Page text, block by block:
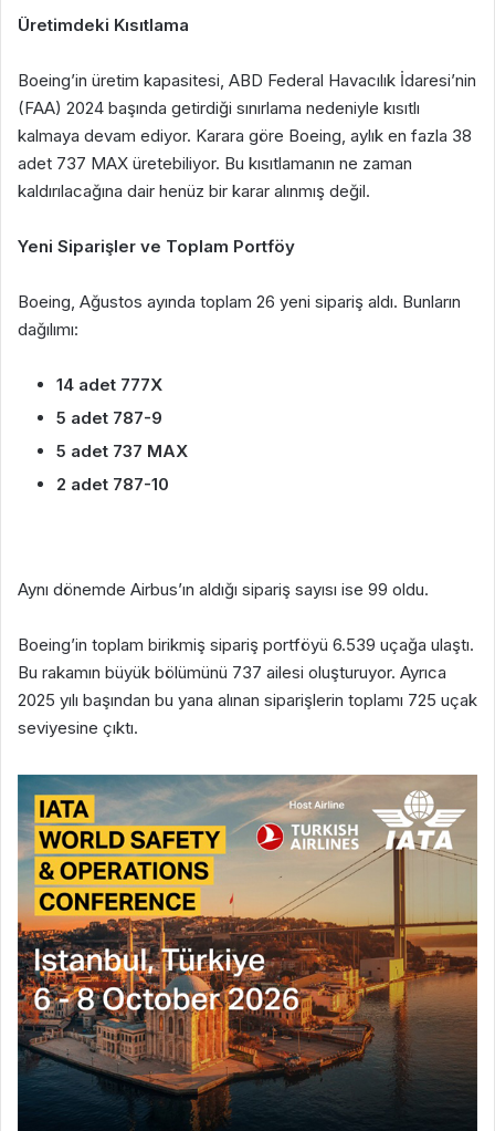
Üretimdeki Kısıtlama
Boeing’in üretim kapasitesi, ABD Federal Havacılık İdaresi’nin
(FAA) 2024 başında getirdiği sınırlama nedeniyle kısıtlı
kalmaya devam ediyor. Karara göre Boeing, aylık en fazla 38
adet 737 MAX üretebiliyor. Bu kısıtlamanın ne zaman
kaldırılacağına dair henüz bir karar alınmış değil.
Yeni Siparişler ve Toplam Portföy
Boeing, Ağustos ayında toplam 26 yeni sipariş aldı. Bunların
dağılımı:
14 adet 777X
5 adet 787-9
5 adet 737 MAX
2 adet 787-10
Aynı dönemde Airbus’ın aldığı sipariş sayısı ise 99 oldu.
Boeing’in toplam birikmiş sipariş portföyü 6.539 uçağa ulaştı.
Bu rakamın büyük bölümünü 737 ailesi oluşturuyor. Ayrıca
2025 yılı başından bu yana alınan siparişlerin toplamı 725 uçak
seviyesine çıktı.